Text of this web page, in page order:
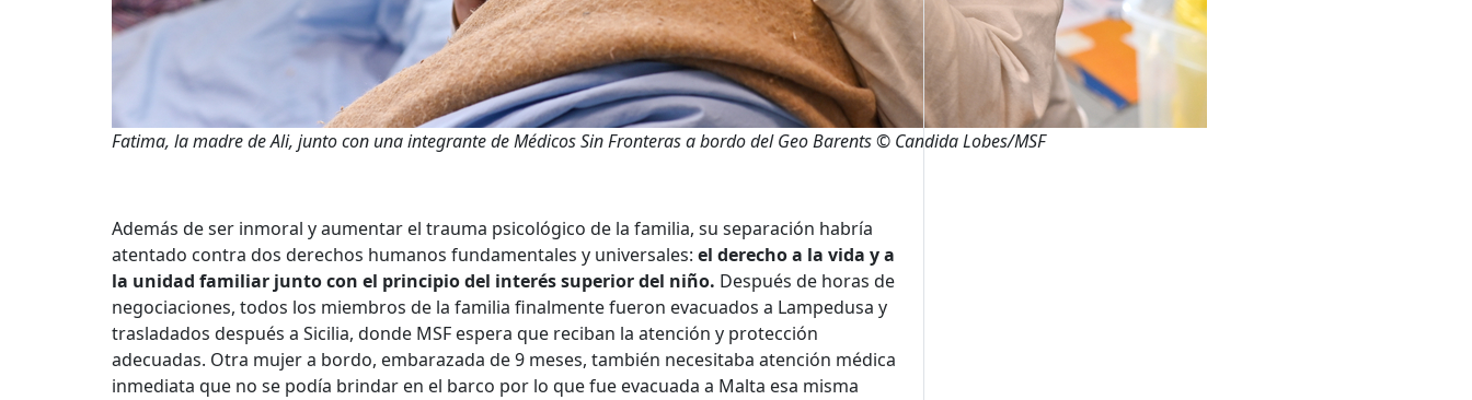
Fatima, la madre de Ali, junto con una integrante de Médicos Sin Fronteras a bordo del Geo Barents © Candida Lobes/MSF
Además de ser inmoral y aumentar el trauma psicológico de la familia, su separación habría
atentado contra dos derechos humanos fundamentales y universales: el derecho a la vida y a
la unidad familiar junto con el principio del interés superior del niño. Después de horas de
negociaciones, todos los miembros de la familia finalmente fueron evacuados a Lampedusa y
trasladados después a Sicilia, donde MSF espera que reciban la atención y protección
adecuadas. Otra mujer a bordo, embarazada de 9 meses, también necesitaba atención médica
inmediata que no se podía brindar en el barco por lo que fue evacuada a Malta esa misma